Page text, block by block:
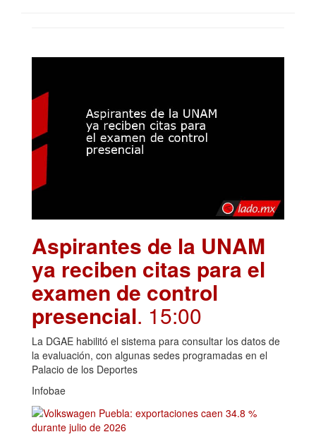
Aspirantes de la UNAM
ya reciben citas para el
examen de control
presencial. 15:00
La DGAE habilitó el sistema para consultar los datos de
la evaluación, con algunas sedes programadas en el
Palacio de los Deportes
Infobae